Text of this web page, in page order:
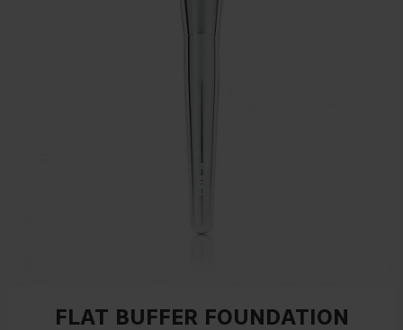
FLAT BUFFER FOUNDATION